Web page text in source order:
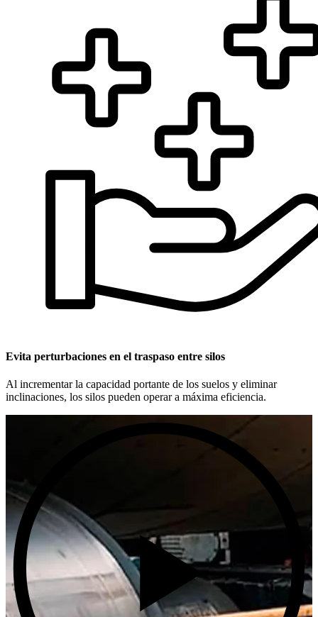
Evita perturbaciones en el traspaso entre silos
Al incrementar la capacidad portante de los suelos y eliminar
inclinaciones, los silos pueden operar a máxima eficiencia.